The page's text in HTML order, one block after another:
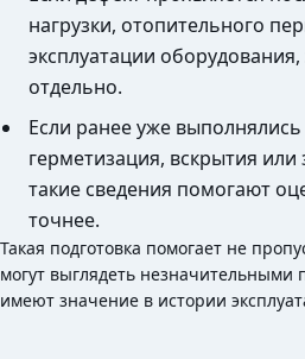
нагрузки, отопительного
эксплуатации оборудования,
отдельно.
Если ранее уже
герметизация, вскрытия
такие сведения помогают
точнее.
Такая подготовка помогает не
могут выглядеть незначительными
имеют значение в истории